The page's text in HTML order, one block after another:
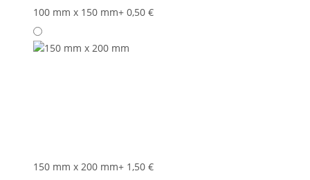
100 mm x 150 mm+ 0,50 €
150 mm x 200 mm+ 1,50 €